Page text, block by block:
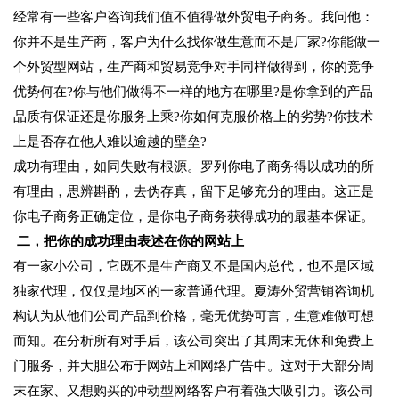
经常有一些客户咨询我们值不值得做外贸电子商务。我问他：
你并不是生产商，客户为什么找你做生意而不是厂家?你能做一
个外贸型网站，生产商和贸易竞争对手同样做得到，你的竞争
优势何在?你与他们做得不一样的地方在哪里?是你拿到的产品
品质有保证还是你服务上乘?你如何克服价格上的劣势?你技术
上是否存在他人难以逾越的壁垒?
成功有理由，如同失败有根源。罗列你电子商务得以成功的所
有理由，思辨斟酌，去伪存真，留下足够充分的理由。这正是
你电子商务正确定位，是你电子商务获得成功的最基本保证。
二，把你的成功理由表述在你的网站上
有一家小公司，它既不是生产商又不是国内总代，也不是区域
独家代理，仅仅是地区的一家普通代理。夏涛外贸营销咨询机
构认为从他们公司产品到价格，毫无优势可言，生意难做可想
而知。在分析所有对手后，该公司突出了其周末无休和免费上
门服务，并大胆公布于网站上和网络广告中。这对于大部分周
末在家、又想购买的冲动型网络客户有着强大吸引力。该公司